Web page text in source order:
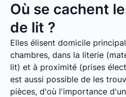
Où se cachent
de lit ?
Elles élisent domicile
chambres, dans la literie
lit) et à proximité (prises
est aussi possible de les
pièces, d'où l'importance